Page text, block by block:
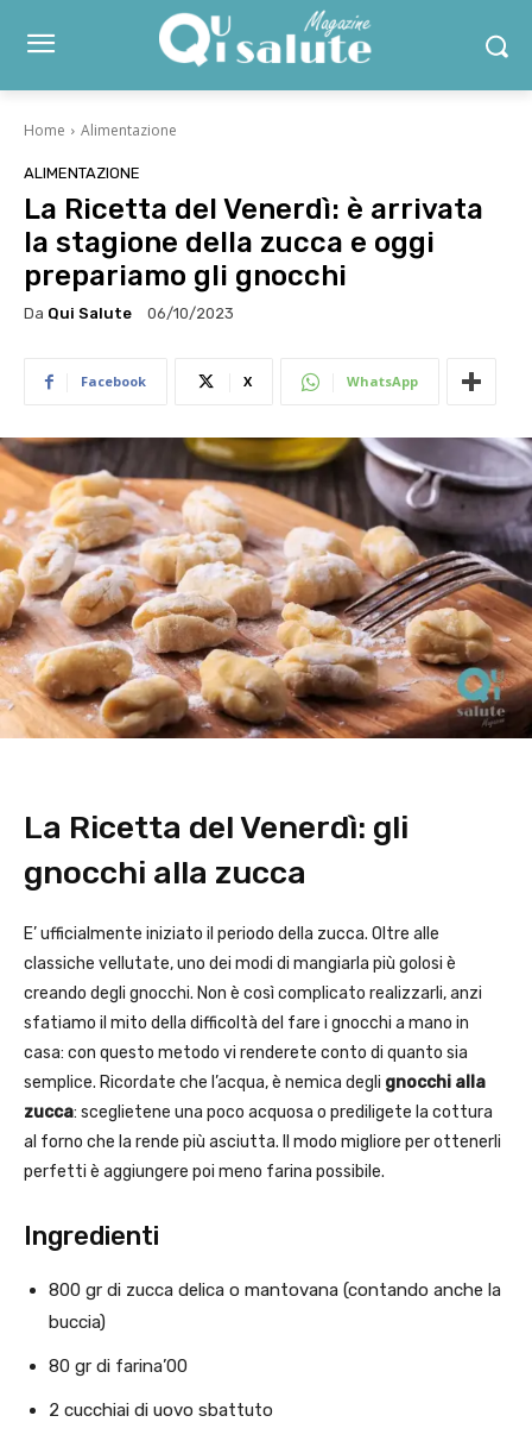
Home Alimentazione
ALIMENTAZIONE
La Ricetta del Venerdì: è arrivata
la stagione della zucca e oggi
prepariamo gli gnocchi
Da Qui Salute 06/10/2023
Facebook X WhatsApp
La Ricetta del Venerdì: gli
gnocchi alla zucca
E’ ufficialmente iniziato il periodo della zucca. Oltre alle
classiche vellutate, uno dei modi di mangiarla più golosi è
creando degli gnocchi. Non è così complicato realizzarli, anzi
sfatiamo il mito della difficoltà del fare i gnocchi a mano in
casa: con questo metodo vi renderete conto di quanto sia
semplice. Ricordate che l’acqua, è nemica degli gnocchi alla
zucca: sceglietene una poco acquosa o prediligete la cottura
al forno che la rende più asciutta. Il modo migliore per ottenerli
perfetti è aggiungere poi meno farina possibile.
Ingredienti
800 gr di zucca delica o mantovana (contando anche la
buccia)
80 gr di farina’00
2 cucchiai di uovo sbattuto